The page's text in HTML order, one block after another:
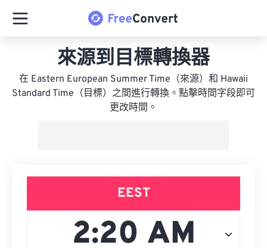
來源到目標轉換器
在 Eastern European Summer Time（來源）和 Hawaii
Standard Time（目標）之間進行轉換。點擊時間字段即可
更改時間。
EEST